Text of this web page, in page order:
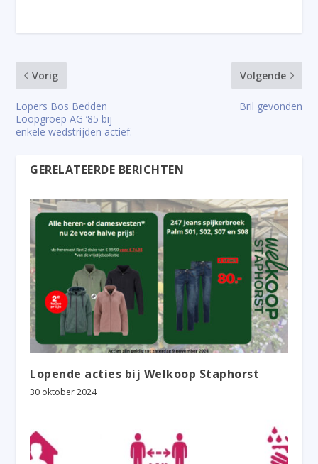
Vorig
Lopers Bos Bedden
Loopgroep AG ’85 bij
enkele wedstrijden actief.
Volgende
Bril gevonden
GERELATEERDE BERICHTEN
Lopende acties bij Welkoop Staphorst
30 oktober 2024